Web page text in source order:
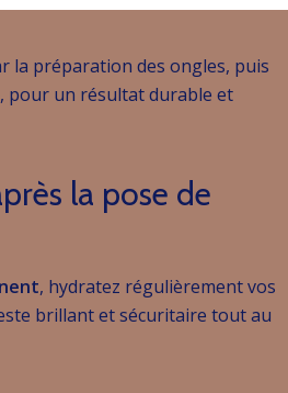
la préparation des ongles, puis
, pour un résultat durable et
la pose de
, hydratez régulièrement vos
brillant et sécuritaire tout au